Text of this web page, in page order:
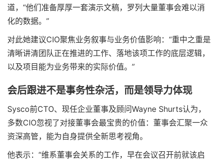
道，“他们准备厚厚一套演示文稿，罗列大量董事会难以消
化的数据。”
对此她建议CIO聚焦业务叙事与业务价值影响：“重中之重是
清晰讲清团队正在推进的工作、落地该项工作的底层逻辑，
以及项目能为业务带来的实际价值。”
会后跟进不是事务性杂活，而是领导力体现
Sysco前CTO、现任企业董事及顾问Wayne Shurts认为，
多数CIO忽视了对接董事会最宝贵的价值：董事会汇聚一众
资深高管，能为自身提供全新思考视角。
他表示：“维系董事会关系的工作，早在会议召开前就该启